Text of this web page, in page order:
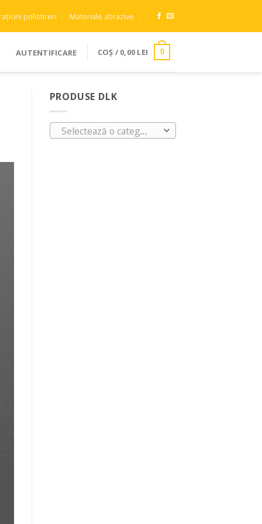
polistiren Materiale abrazive
AUTENTIFICARE COȘ / 0,00 LEI 0
PRODUSE DLK
Selectează o categorie